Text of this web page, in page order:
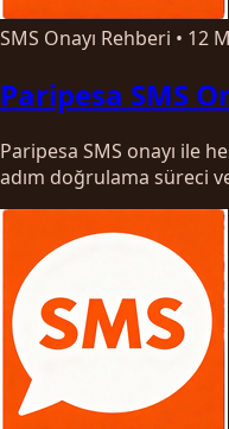
SMS Onayı Rehberi • 12
Paripesa SMS
Paripesa SMS onayı ile
adım doğrulama süreci